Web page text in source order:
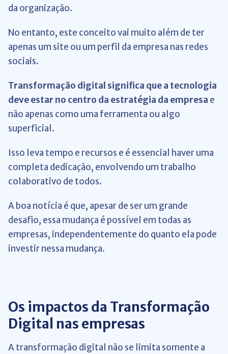
da organização.
No entanto, este conceito vai muito além de ter
apenas um site ou um perfil da empresa nas redes
sociais.
Transformação digital significa que a tecnologia
deve estar no centro da estratégia da empresa e
não apenas como uma ferramenta ou algo
superficial.
Isso leva tempo e recursos e é essencial haver uma
completa dedicação, envolvendo um trabalho
colaborativo de todos.
A boa notícia é que, apesar de ser um grande
desafio, essa mudança é possível em todas as
empresas, independentemente do quanto ela pode
investir nessa mudança.
Os impactos da Transformação
Digital nas empresas
A transformação digital não se limita somente a